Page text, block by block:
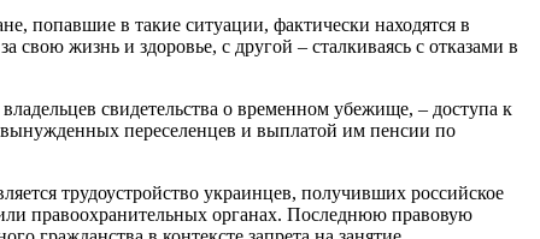
попавшие в такие ситуации, фактически находятся в
свою жизнь и здоровье, с другой – сталкиваясь с отказами в
свидетельства о временном убежище, – доступа к
переселенцев и выплатой им пенсии по
трудоустройство украинцев, получивших российское
правоохранительных органах. Последнюю правовую